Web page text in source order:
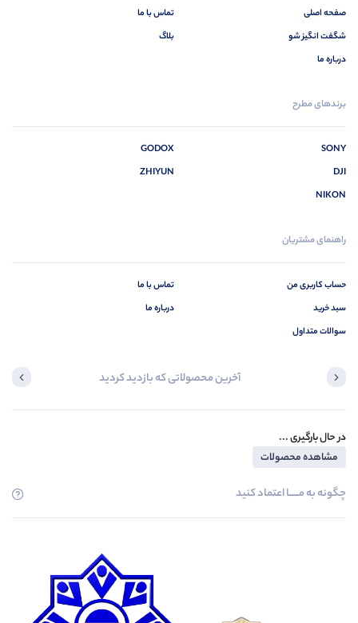
صفحه اصلی
شگفت انگیز شو
درباره ما
تماس با ما
بلاگ
برندهای مطرح
SONY
DJI
NIKON
GODOX
ZHIYUN
راهنمای مشتریان
حساب کاربری من
سبد خرید
سوالات متداول
تماس با ما
درباره ما
آخرین محصولاتی که بازدید کردید
در حال بارگیری ...
مشاهده محصولات
چگونه به مــــــا اعتماد کنید